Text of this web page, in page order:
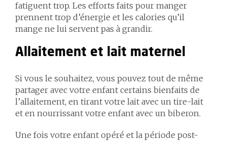
fatiguent trop. Les efforts faits pour manger
prennent trop d’énergie et les calories qu’il
mange ne lui servent pas à grandir.
Allaitement et lait maternel
Si vous le souhaitez, vous pouvez tout de même
partager avec votre enfant certains bienfaits de
l’allaitement, en tirant votre lait avec un tire-lait
et en nourrissant votre enfant avec un biberon.
Une fois votre enfant opéré et la période post-